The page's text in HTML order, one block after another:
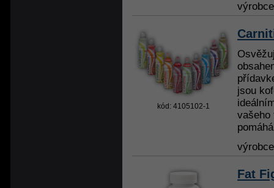
kód: 4105102-1
jsou
vašeho
Fat